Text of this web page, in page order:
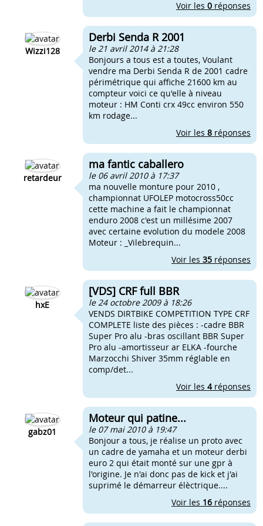
Voir les 0 réponses
Wizzi128
Derbi Senda R 2001
le 21 avril 2014 à 21:28
Bonjours a tous est a toutes, Voulant
vendre ma Derbi Senda R de 2001 cadre
périmétrique qui affiche 21600 km au
compteur voici ce qu'elle à niveau
moteur : HM Conti crx 49cc environ 550
km rodage...
Voir les 8 réponses
retardeur
ma fantic caballero
le 06 avril 2010 à 17:37
ma nouvelle monture pour 2010 ,
championnat UFOLEP motocross50cc
cette machine a fait le championnat
enduro 2008 c'est un millésime 2007
avec certaine evolution du modele 2008
Moteur : _Vilebrequin...
Voir les 35 réponses
hxE
[VDS] CRF full BBR
le 24 octobre 2009 à 18:26
VENDS DIRTBIKE COMPETITION TYPE CRF
COMPLETE liste des pièces : -cadre BBR
Super Pro alu -bras oscillant BBR Super
Pro alu -amortisseur ar ELKA -fourche
Marzocchi Shiver 35mm réglable en
comp/det...
Voir les 4réponses
gabz01
Moteur qui patine...
le 07 mai 2010 à 19:47
Bonjour a tous, je réalise un proto avec
un cadre de yamaha et un moteur derbi
euro 2 qui était monté sur une gpr à
l'origine. Je n'ai donc pas de kick et j'ai
suprimé le démarreur élèctrique....
Voir les 16 réponses